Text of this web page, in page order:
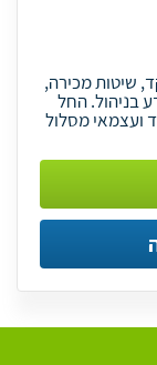
שיטות מכירה,
בניהול. החל
ועצמאי מסלול